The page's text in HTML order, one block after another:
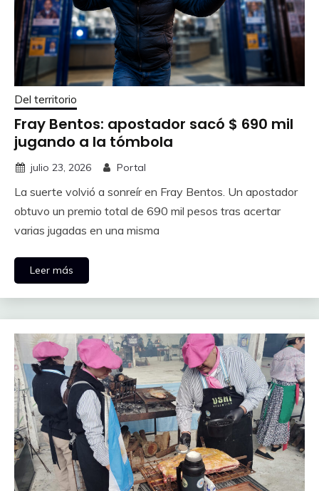
Del territorio
Fray Bentos: apostador sacó $ 690 mil
jugando a la tómbola
julio 23, 2026 Portal
La suerte volvió a sonreír en Fray Bentos. Un apostador
obtuvo un premio total de 690 mil pesos tras acertar
varias jugadas en una misma
Leer más